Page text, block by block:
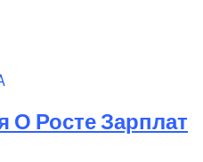
О Росте Зарплат